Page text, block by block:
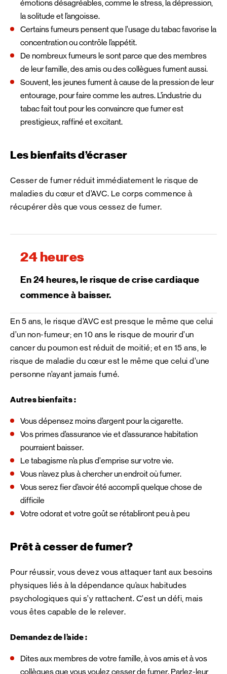
émotions désagréables, comme le stress, la dépression,
la solitude et l’angoisse.
Certains fumeurs pensent que l’usage du tabac favorise la
concentration ou contrôle l’appétit.
De nombreux fumeurs le sont parce que des membres
de leur famille, des amis ou des collègues fument aussi.
Souvent, les jeunes fument à cause de la pression de leur
entourage, pour faire comme les autres. L’industrie du
tabac fait tout pour les convaincre que fumer est
prestigieux, raffiné et excitant.
Les bienfaits d’écraser
Cesser de fumer réduit immédiatement le risque de
maladies du cœur et d’AVC. Le corps commence à
récupérer dès que vous cessez de fumer.
24 heures
En 24 heures, le risque de crise cardiaque
commence à baisser.
En 5 ans, le risque d’AVC est presque le même que celui
d’un non-fumeur; en 10 ans le risque de mourir d’un
cancer du poumon est réduit de moitié; et en 15 ans, le
risque de maladie du cœur est le même que celui d’une
personne n’ayant jamais fumé.
Autres bienfaits :
Vous dépensez moins d’argent pour la cigarette.
Vos primes d’assurance vie et d’assurance habitation
pourraient baisser.
Le tabagisme n’a plus d’emprise sur votre vie.
Vous n’avez plus à chercher un endroit où fumer.
Vous serez fier d’avoir été accompli quelque chose de
difficile
Votre odorat et votre goût se rétabliront peu à peu
Prêt à cesser de fumer?
Pour réussir, vous devez vous attaquer tant aux besoins
physiques liés à la dépendance qu’aux habitudes
psychologiques qui s’y rattachent. C’est un défi, mais
vous êtes capable de le relever.
Demandez de l’aide :
Dites aux membres de votre famille, à vos amis et à vos
collègues que vous voulez cesser de fumer. Parlez-leur